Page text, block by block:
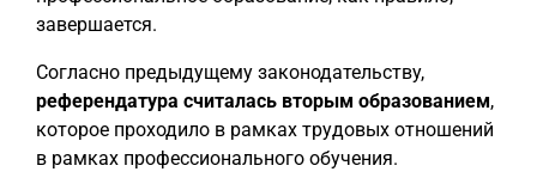
завершается.
Согласно предыдущему законодательству,
референдатура считалась вторым образованием,
которое проходило в рамках трудовых отношений
в рамках профессионального обучения.